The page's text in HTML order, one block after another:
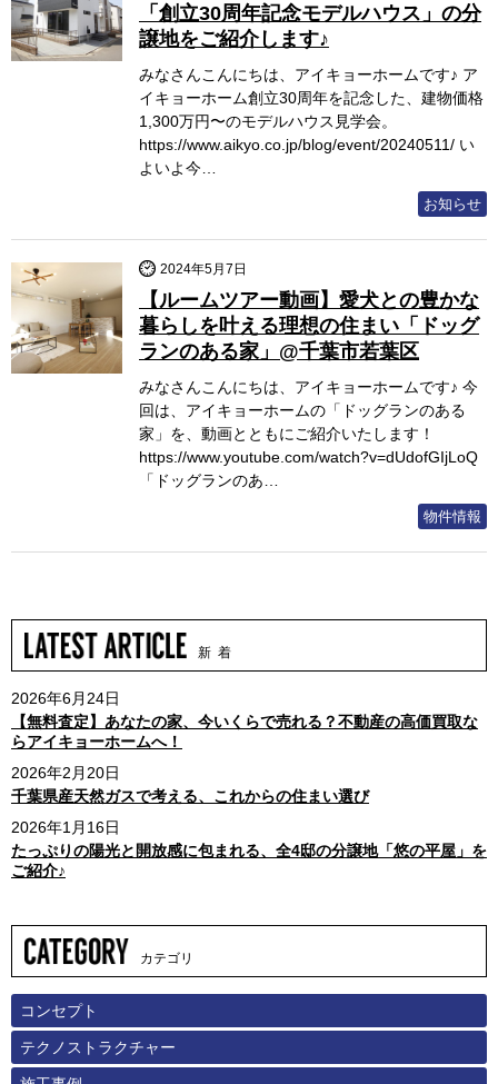
「創立30周年記念モデルハウス」の分
譲地をご紹介します♪
みなさんこんにちは、アイキョーホームです♪ ア
イキョーホーム創立30周年を記念した、建物価格
1,300万円〜のモデルハウス見学会。
https://www.aikyo.co.jp/blog/event/20240511/ い
よいよ今…
お知らせ
2024年5月7日
【ルームツアー動画】愛犬との豊かな
暮らしを叶える理想の住まい「ドッグ
ランのある家」@千葉市若葉区
みなさんこんにちは、アイキョーホームです♪ 今
回は、アイキョーホームの「ドッグランのある
家」を、動画とともにご紹介いたします！
https://www.youtube.com/watch?v=dUdofGIjLoQ
「ドッグランのあ…
物件情報
新 着
2026年6月24日
【無料査定】あなたの家、今いくらで売れる？不動産の高価買取な
らアイキョーホームへ！
2026年2月20日
千葉県産天然ガスで考える、これからの住まい選び
2026年1月16日
たっぷりの陽光と開放感に包まれる、全4邸の分譲地「悠の平屋」を
ご紹介♪
カテゴリ
コンセプト
テクノストラクチャー